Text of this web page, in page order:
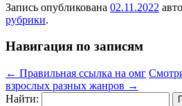
Запись опубликована 02.11.2022
рубрики.
Навигация по записям
← Правильная ссылка на омг
взрослых разных жанров →
Найти: